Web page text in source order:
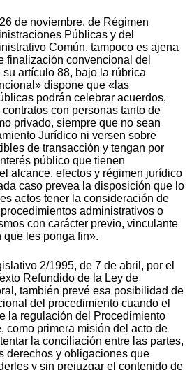
de noviembre, de Régimen
Públicas y del
Común, tampoco es ajena
finalización convencional del
artículo 88, bajo la rúbrica
dispone que «las
podrán celebrar acuerdos,
con personas tanto de
privado, siempre que no sean
Jurídico ni versen sobre
de transacción y tengan por
público que tienen
alcance, efectos y régimen jurídico
caso prevea la disposición que lo
actos tener la consideración de
administrativos o
con carácter previo, vinculante
les ponga fin».
2/1995, de 7 de abril, por el
Refundido de la Ley de
también prevé esa posibilidad de
del procedimiento cuando el
la regulación del Procedimiento
como primera misión del acto de
la conciliación entre las partes,
derechos y obligaciones que
y sin prejuzgar el contenido de